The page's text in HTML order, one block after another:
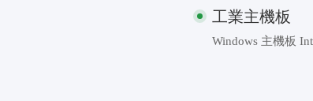
工業主機板
Windows 主機板